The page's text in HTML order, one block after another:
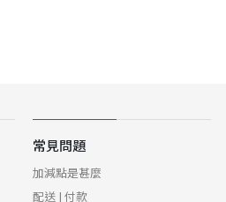
常見問題
加減點是甚麼
配送 | 付款